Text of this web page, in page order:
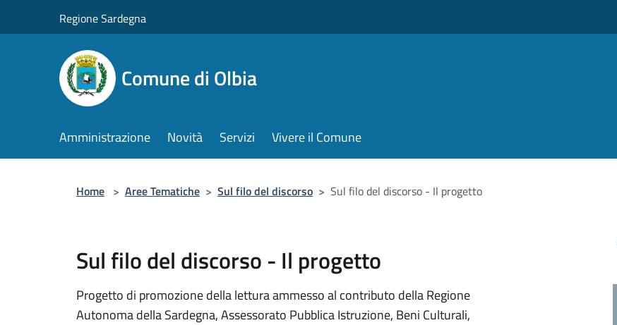
Regione Sardegna
Comune di Olbia
Amministrazione Novità Servizi Vivere il Comune
Home > Aree Tematiche > Sul filo del discorso > Sul filo del discorso - Il progetto
Sul filo del discorso - Il progetto
Progetto di promozione della lettura ammesso al contributo della Regione
Autonoma della Sardegna, Assessorato Pubblica Istruzione, Beni Culturali,